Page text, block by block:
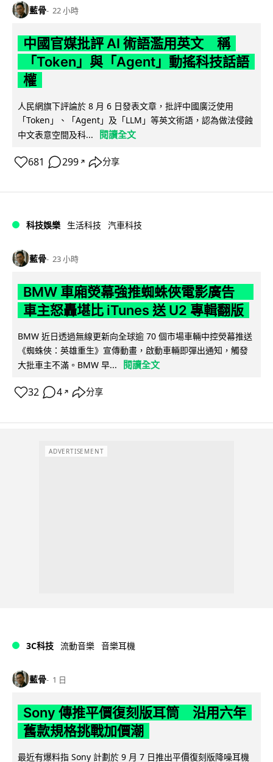
藍骨 22 小時
中國官媒批評 AI 術語濫用英文 稱
「Token」與「Agent」動搖科技話語
權
人民網旗下評論於 8 月 6 日發表文章，批評中國廣泛使用
「Token」、「Agent」及「LLM」等英文術語，認為做法侵蝕
中文表意空間及科...
閱讀全文
681 299 ↗ 分享
科技娛樂 生活科技 汽車科技
藍骨 23 小時
BMW 車廂熒幕強推蜘蛛俠電影廣告
車主怒轟堪比 iTunes 送 U2 專輯翻版
BMW 近日透過無線更新向全球逾 70 個市場車輛中控熒幕推送
《蜘蛛俠：英雄重生》宣傳動畫，啟動車輛即彈出通知，觸發
大批車主不滿。BMW 早...
閱讀全文
32 4 ↗ 分享
ADVERTISEMENT
3C科技 流動音樂 音樂耳機
藍骨 1 日
Sony 傳推平價復刻版耳筒 沿用六年
舊款規格挑戰加價潮
最近有爆料指 Sony 計劃於 9 月 7 日推出平價復刻版降噪耳機